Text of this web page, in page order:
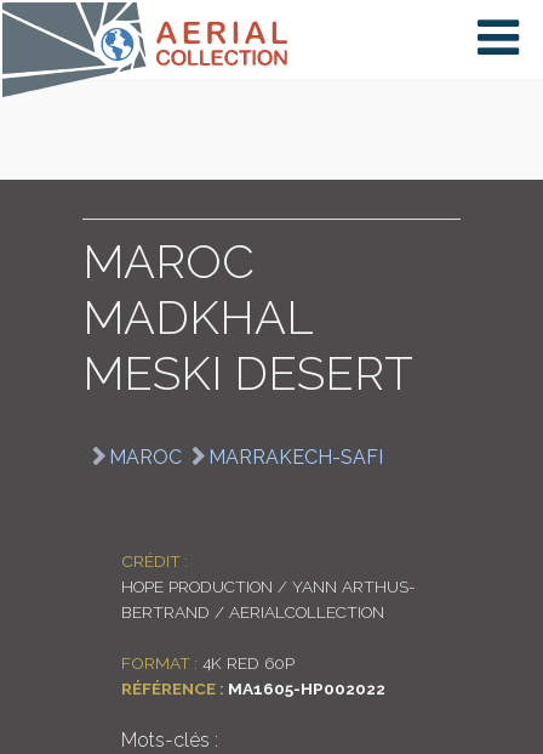
×
LOGIN
MAROC
MADKHAL
MESKI DESERT
MAROC MARRAKECH-SAFI
CRÉDIT :
HOPE PRODUCTION / YANN ARTHUS-
BERTRAND / AERIALCOLLECTION
FORMAT : 4K RED 60P
RÉFÉRENCE : MA1605-HP002022
Mots-clés :